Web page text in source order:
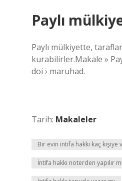
Paylı
Paylı mülkiyette,
kurabilirler.Makale »
doi › maruhad.
Tarih: Makaleler
Bir evin intifa hakkı kaç kişiye
İntifa hakkı noterden yapılır mı